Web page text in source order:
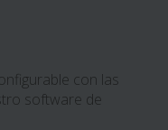
con las
software de